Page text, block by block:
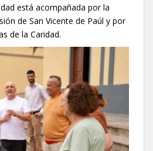
está acompañada por la
de San Vicente de Paúl y por
de la Caridad.